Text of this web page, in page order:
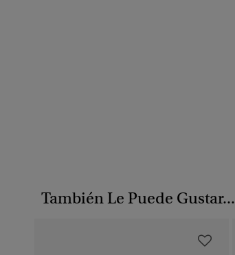
También Le Puede Gustar...